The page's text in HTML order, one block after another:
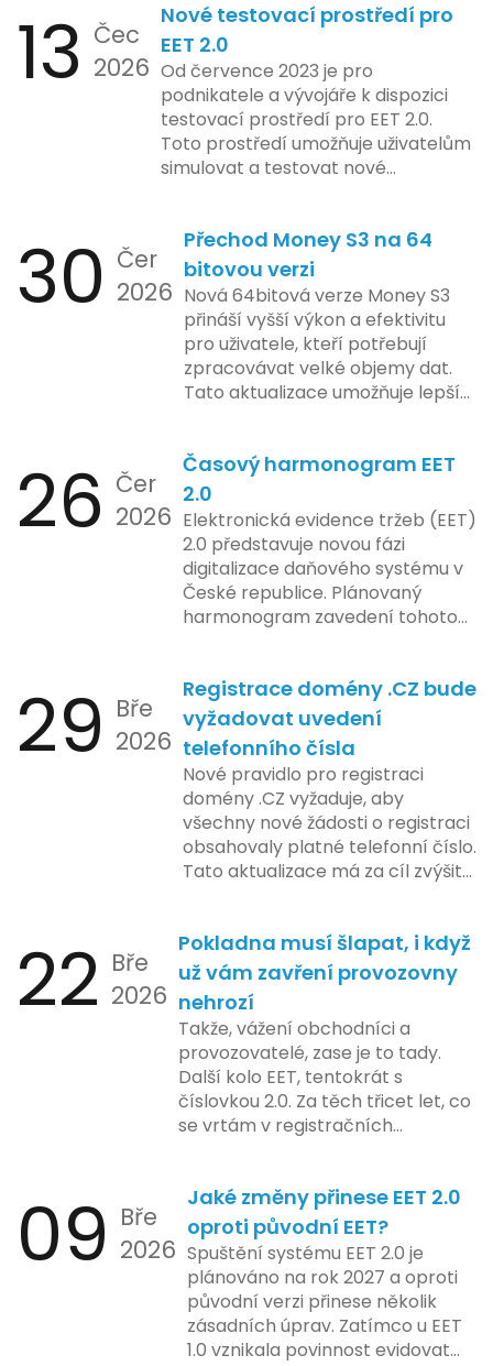
implementace funkce, která by
mohla porušovat určité zákonné
limity na ochranu osobních údajů.
Tato technologie se zaměřuje na
pokročilé sledování uživatelských
aktivit, což vyvolalo obavy ohledně
soukromí a ochrany dat uživatelů.
bezpečnost a ochranu spotřebitelů,
regulační orgány různých zemí jsou
na pozoru a sledují vývoj celého
případu velmi bedlivě. Vedení
společnosti zatím neposkytlo
podrobnější informace o
konkrétních záměrech či časové
ose zavedení této technologie.
13 Čec
2026
Nové testovací prostředí pro
EET 2.0
Od července 2023 je pro
podnikatele a vývojáře k dispozici
testovací prostředí pro EET 2.0.
Toto prostředí umožňuje uživatelům
simulovat a testovat nové
kontrolovaném prostředí. Uživatelé
mají možnost předem se seznámit s
aktualizacemi, a tím lépe připravit
své systémy na oficiální zavedení
nového systému.
30 Čer
2026
Přechod Money S3 na 64
bitovou verzi
Nová 64bitová verze Money S3
přináší vyšší výkon a efektivitu
pro uživatele, kteří potřebují
zpracovávat velké objemy dat.
Tato aktualizace umožňuje lepší
podniky s náročnými účetními
procesy.
26 Čer
2026
Časový harmonogram EET
2.0
Elektronická evidence tržeb (EET)
2.0 představuje novou fázi
digitalizace daňového systému v
České republice. Plánovaný
harmonogram zavedení tohoto
zahrnuje přípravu technické
platformy a legislativních změn,
které by měly být předloženy do
konce tohoto roku. Očekává se,
že tato fáze umožní adaptaci
systémů a rozšíření podpory pro
podnikatele, přičemž všechny
potřebné technologie by měly
být dostupné k testování v rámci
plánovaná na první pololetí
následujícího roku, je zaměřena
na školení a edukaci uživatelů,
včetně přípravy materiálů a
školení pro zaměstnavatele a
účetní firmy. V této fázi dojde
také k oficiálnímu spuštění
systému pro vybrané segmenty
podnikání. Třetí a konečná fáze
integraci systému EET 2.0 do
praxe, s povinností prodejců
zapojit se do nového systému,
včetně zvýšeného dohledu nad
dodržováním pravidel.
29 Bře
2026
Registrace domény .CZ bude
vyžadovat uvedení
telefonního čísla
Nové pravidlo pro registraci
domény .CZ vyžaduje, aby
všechny nové žádosti o registraci
obsahovaly platné telefonní číslo.
Tato aktualizace má za cíl zvýšit
České republice. Povinnost uvést
telefonní číslo se týká všech
nově registrovaných domén, a
také může ovlivnit stávající
majitele domén při aktualizaci
jejich údajů.
22 Bře
2026
Pokladna musí šlapat, i když
už vám zavření provozovny
nehrozí
Takže, vážení obchodníci a
provozovatelé, zase je to tady.
Další kolo EET, tentokrát s
číslovkou 2.0. Za těch třicet let, co
se vrtám v registračních
pokladen, co se občas zasekly, až
po ty nejmodernější dotykové
systémy, co umí pomalu i kafe
uvařit. A jedno vím jistě: legislativa
se mění, ale základní pravidlo
zůstává – pokladna musí šlapat
jako hodinky. Jinak jsou problémy.
09 Bře
2026
Jaké změny přinese EET 2.0
oproti původní EET?
Spuštění systému EET 2.0 je
plánováno na rok 2027 a oproti
původní verzi přinese několik
zásadních úprav. Zatímco u EET
1.0 vznikala povinnost evidovat